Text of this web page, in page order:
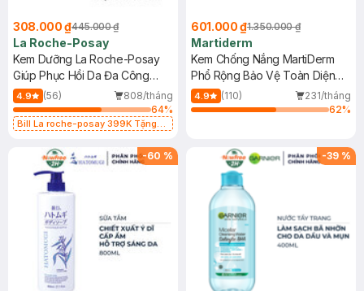
308.000 ₫445.000 ₫
La Roche-Posay
Kem Dưỡng La Roche-Posay
Giúp Phục Hồi Da Đa Công
Dụng 40ml
4.9 (56)
808/tháng
64%
Bill La roche-posay 399K Tặng
(SL có hạn)
601.000 ₫1.350.000 ₫
Martiderm
Kem Chống Nắng MartiDerm
Phổ Rộng Bảo Vệ Toàn Diện
40ml
4.9 (110)
231/tháng
62%
-60 % -39 %